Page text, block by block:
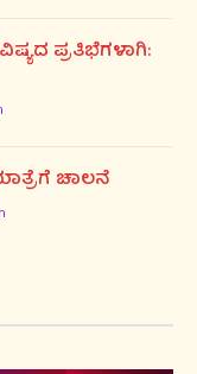
ಪ್ರತಿಭೆಗಳಾಗಿ:
ಚಾಲನೆ